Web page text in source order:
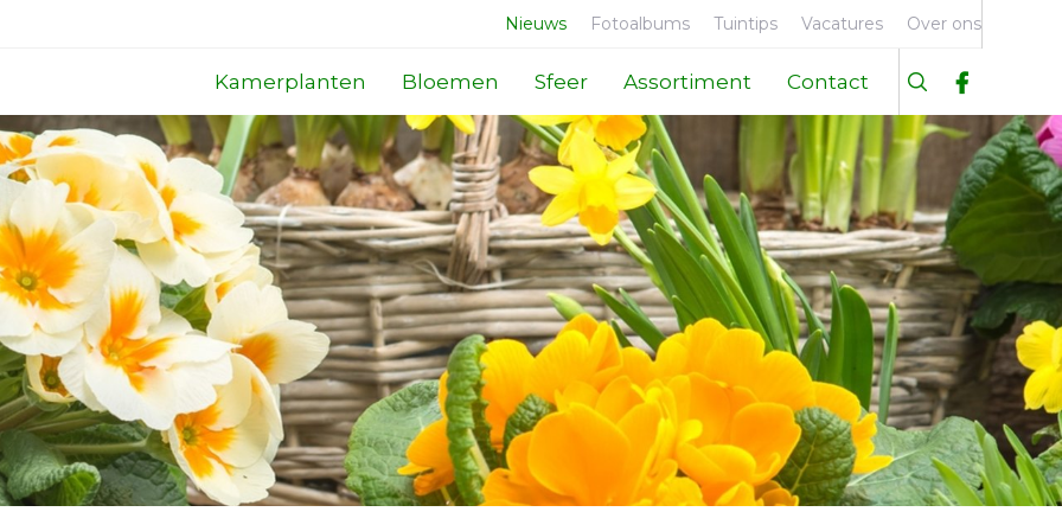
Nieuws Fotoalbums Tuintips Vacatures Over ons
Kamerplanten Bloemen Sfeer Assortiment Contact